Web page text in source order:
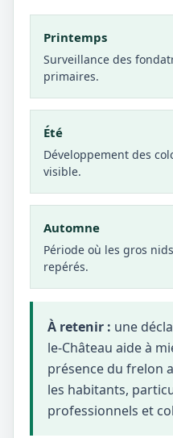
Printemps
Surveillance des
primaires.
Été
Développement des
visible.
Automne
Période où les gros
repérés.
À retenir : une
le-Château aide à
présence du frelon
les habitants,
professionnels et